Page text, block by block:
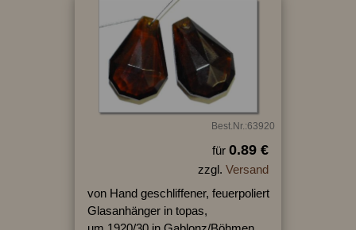
Best.Nr.:63920
für 0.89 €
zzgl. Versand
von Hand geschliffener, feuerpoliert
Glasanhänger in topas,